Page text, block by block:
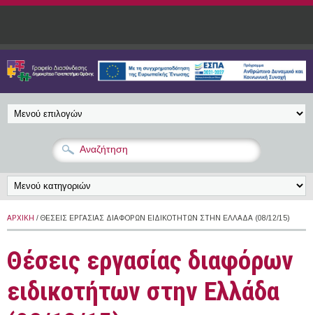
Παράκαμψη προς το κυρίως περιεχόμενο
ΑΡΧΙΚΉ / ΘΈΣΕΙΣ ΕΡΓΑΣΊΑΣ ΔΙΑΦΌΡΩΝ ΕΙΔΙΚΟΤΉΤΩΝ ΣΤΗΝ ΕΛΛΆΔΑ (08/12/15)
Θέσεις εργασίας διαφόρων
ειδικοτήτων στην Ελλάδα